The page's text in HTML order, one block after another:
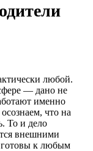
любой.
— дано не
именно
что на
То и дело
внешними
к любым